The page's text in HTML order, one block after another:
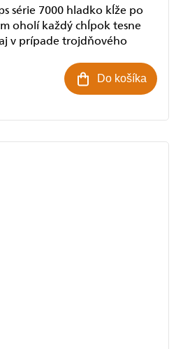
Do košíka
série 7000 hladko kĺže po
oholí každý chĺpok tesne
v prípade trojdňového